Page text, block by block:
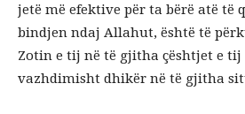
jetë më efektive për ta bërë atë të
bindjen ndaj Allahut, është të
Zotin e tij në të gjitha çështjet e
vazhdimisht dhikër në të gjitha